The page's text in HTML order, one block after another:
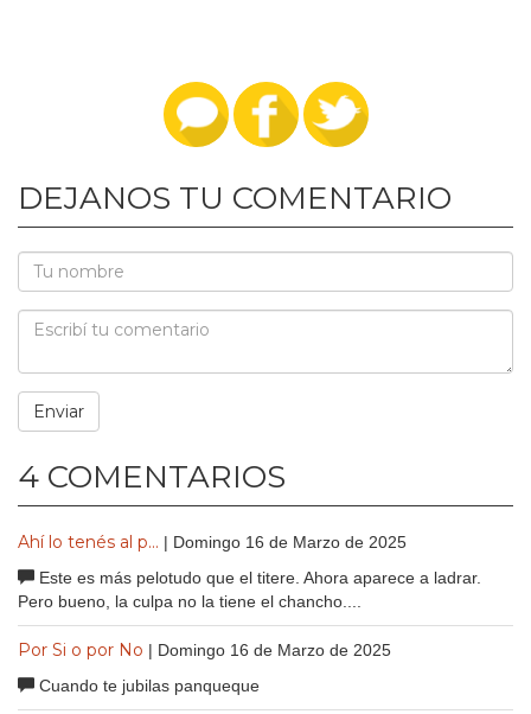
DEJANOS TU COMENTARIO
4 COMENTARIOS
Ahí lo tenés al p... | Domingo 16 de Marzo de 2025
Este es más pelotudo que el titere. Ahora aparece a ladrar.
Pero bueno, la culpa no la tiene el chancho....
Por Si o por No | Domingo 16 de Marzo de 2025
Cuando te jubilas panqueque